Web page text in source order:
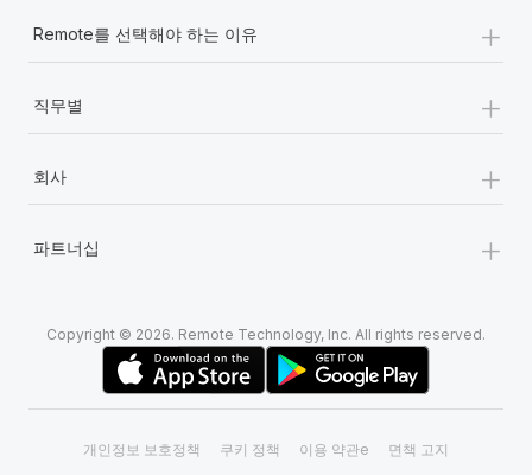
Remote를 선택해야 하는 이유 +
직무별 +
회사 +
파트너십 +
Copyright © 2026. Remote Technology, Inc. All rights reserved.
개인정보 보호정책 쿠키 정책 이용 약관e 면책 고지